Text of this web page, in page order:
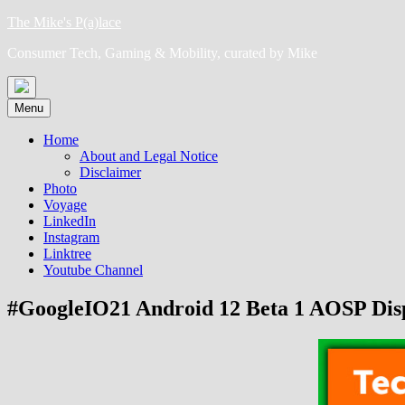
Skip
content
The Mike's P(a)lace
Consumer Tech, Gaming & Mobility, curated by Mike
Menu
Home
About and Legal Notice
Disclaimer
Photo
Voyage
LinkedIn
Instagram
Linktree
Youtube Channel
#GoogleIO21 Android 12 Beta 1 AOSP